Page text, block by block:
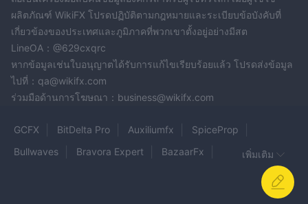
ผลิตภัณฑ์ WikiFX โปรดปฏิบัติตามกฎหมายและระเบียบข้อบังคับที่
เกี่ยวข้องของประเทศและภูมิภาคที่พวกเขาตั้งอยู่อย่างมีสต
LineOA：@629cxqrc
หากข้อมูลเช่นใบอนุญาตได้รับการแก้ไขเรียบร้อยแล้ว โปรดส่งข้อมูล
ไปที่：qa@wikifx.com
ร่วมมือด้านการโฆษณา：business@wikifx.com
GCFX BitDelta Pro Auxiliumfx
SpiceProp
Bullwaves
Bravora Expert
BazaarFx
JUMBO LUCK
เพิ่มเติม